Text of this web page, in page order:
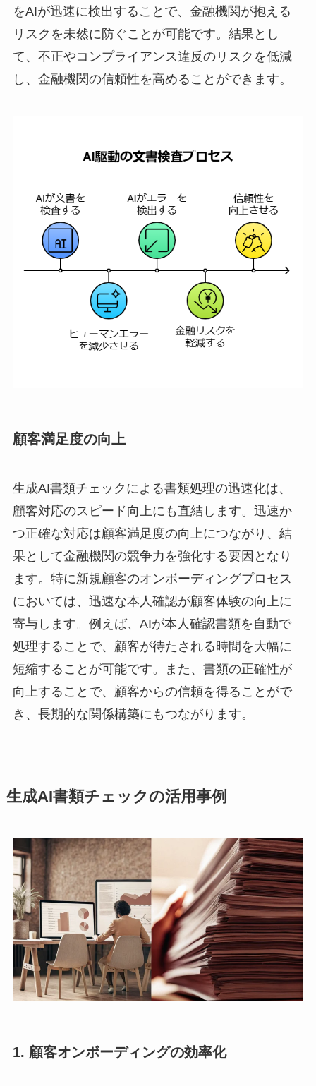
をAIが迅速に検出することで、金融機関が抱える
リスクを未然に防ぐことが可能です。結果とし
て、不正やコンプライアンス違反のリスクを低減
し、金融機関の信頼性を高めることができます。
顧客満足度の向上
生成AI書類チェックによる書類処理の迅速化は、
顧客対応のスピード向上にも直結します。迅速か
つ正確な対応は顧客満足度の向上につながり、結
果として金融機関の競争力を強化する要因となり
ます。特に新規顧客のオンボーディングプロセス
においては、迅速な本人確認が顧客体験の向上に
寄与します。例えば、AIが本人確認書類を自動で
処理することで、顧客が待たされる時間を大幅に
短縮することが可能です。また、書類の正確性が
向上することで、顧客からの信頼を得ることがで
き、長期的な関係構築にもつながります。
生成AI書類チェックの活用事例
1. 顧客オンボーディングの効率化